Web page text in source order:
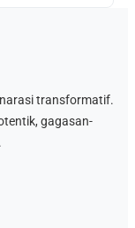
transformatif.
gagasan-